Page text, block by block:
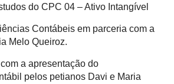
do CPC 04 – Ativo Intangível
Contábeis em parceria com a
Melo Queiroz.
a apresentação do
pelos petianos Davi e Maria